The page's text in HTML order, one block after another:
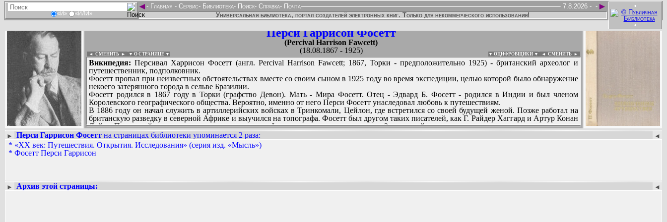
«И» «ИЛИ»
•
•
◄ ►
- Главная - Сервис- Библиотека- Поиск- Справка- Почта -
7.8.2026 -
Универсальная библиотека, портал создателей электронных книг. Только для некоммерческого использования!
Перси Гаррисон Фосетт
(Percival Harrison Fawcett)
(18.08.1867 - 1925)
◄ СМЕНИТЬ ► ▼ О СТРАНИЦЕ ▼ ▼ ОЦИФРОВЩИКИ ▼ ◄ СМЕНИТЬ ►
Википедия: Персивал Харрисон Фосетт (англ. Percival Harrison Fawcett; 1867, Торки - предположительно 1925) - британский археолог и
путешественник, подполковник.
Фосетт пропал при неизвестных обстоятельствах вместе со своим сыном в 1925 году во время экспедиции, целью которой было обнаружение
некоего затерянного города в сельве Бразилии.
Фосетт родился в 1867 году в Торки (графство Девон). Мать - Мира Фосетт. Отец - Эдвард Б. Фосетт - родился в Индии и был членом
Королевского географического общества. Вероятно, именно от него Перси Фосетт унаследовал любовь к путешествиям.
В 1886 году он начал служить в артиллерийских войсках в Тринкомали, Цейлон, где встретился со своей будущей женой. Позже работал на
британскую разведку в северной Африке и выучился на топографа. Фосетт был другом таких писателей, как Г. Райдер Хаггард и Артур Конан
Дойль. Последний черпал вдохновение из рассказов Фосетта при написании романа «Затерянный мир».
Фосетт совершил первую экспедицию в Южную Америку в 1906, чтобы нанести на карту область джунглей на границе Бразилии и Боливии
по поручению Королевского географического общества. Он прибыл в Ла-Пас (Боливия) в июне. Всего между 1906 и 1924 годом Фосетт
совершил семь экспедиций. Во время Первой мировой войны он вернулся в Британию, чтобы служить в действующей армии, но после нее
вернулся в Бразилию и продолжил археологические изыскания и изучение дикой природы.
цивилизация, которую Фосетт считал цивилизацией Атлантиды. Главным указанием на существование в неисследованных районах Бразилии
остатков доисторических городов Атлантиды (или ее колоний) для него служила т.н. Рукопись 512 - документ XVIII века, в котором
:
Вадим Ершов...
...
► ◄
Перси Гаррисон Фосетт на страницах библиотеки упоминается 2 раза:
* «XX век: Путешествия. Открытия. Исследования» (серия изд. «Мысль»)
* Фосетт Перси Гаррисон
► ◄
Архив этой страницы: